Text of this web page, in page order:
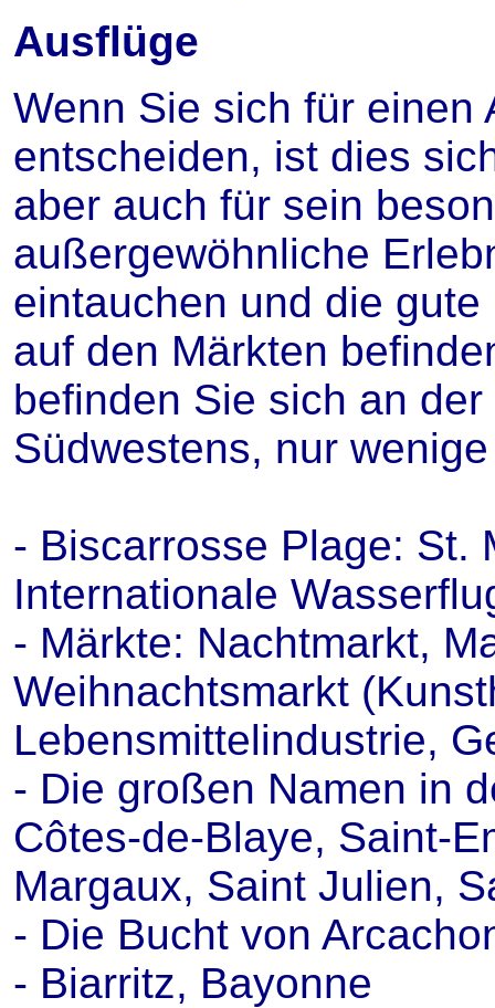
Ausflüge
Wenn Sie sich für einen
entscheiden, ist dies
aber auch für sein
außergewöhnliche
eintauchen und die
auf den Märkten
befinden Sie sich an
Südwestens, nur
- Biscarrosse Plage: St.
Internationale
- Märkte: Nachtmarkt,
Weihnachtsmarkt
Lebensmittelindustrie,
- Die großen Namen in
Côtes-de-Blaye, Saint-
Margaux, Saint Julien,
- Die Bucht von
- Biarritz, Bayonne